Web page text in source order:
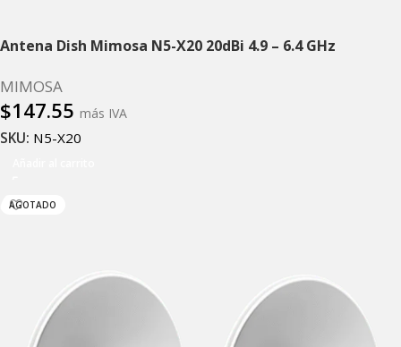
Antena Dish Mimosa N5-X20 20dBi 4.9 – 6.4 GHz
MIMOSA
$147.55 más IVA
SKU: N5-X20
AGOTADO